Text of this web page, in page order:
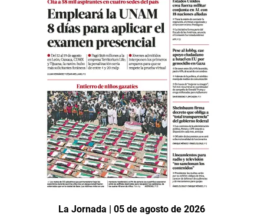
La Jornada | 05 de agosto de 2026